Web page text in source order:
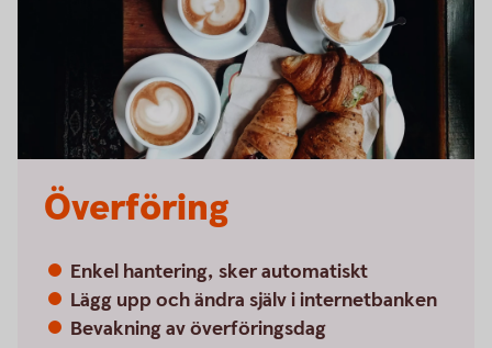
Överföring
Enkel hantering, sker automatiskt
Lägg upp och ändra själv i internetbanken
Bevakning av överföringsdag